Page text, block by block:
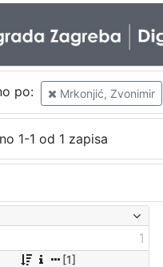
po: Mrkonjić, Zvonimir
1-1 od 1 zapisa
1
[1]